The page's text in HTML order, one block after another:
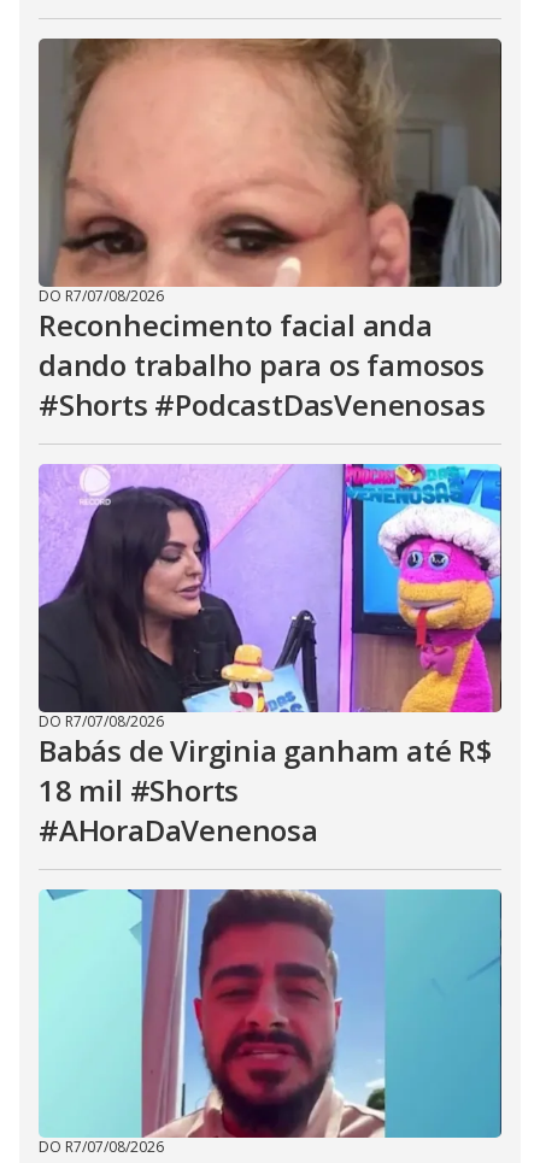
DO R7/07/08/2026
Reconhecimento facial anda
dando trabalho para os famosos
#Shorts #PodcastDasVenenosas
DO R7/07/08/2026
Babás de Virginia ganham até R$
18 mil #Shorts
#AHoraDaVenenosa
DO R7/07/08/2026